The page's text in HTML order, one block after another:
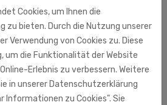
Hergestellt in Russland.
Chloride, Talc, Paraffinum
2 Cocoate, CetearylAlcohol,
Glycol, Dimethicone, Stearic
, Palmitic Acid, Potassium Cetyl
Myrtillus Fruit/LeafExtract ,
Cookies, um Ihnen die
zu bieten. Durch die Nutzung unserer
Verwendung von Cookies zu. Diese
um die Funktionalität der Website
Erlebnis zu verbessern. Weitere
in unserer Datenschutzerklärung
Informationen zu Cookies". Sie